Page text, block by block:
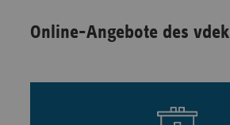
Online-Angebote des vdek